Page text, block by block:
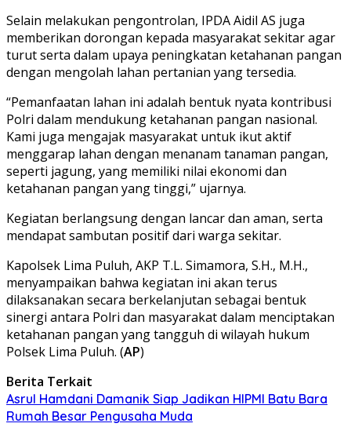
Selain melakukan pengontrolan, IPDA Aidil AS juga
memberikan dorongan kepada masyarakat sekitar agar
turut serta dalam upaya peningkatan ketahanan pangan
dengan mengolah lahan pertanian yang tersedia.
“Pemanfaatan lahan ini adalah bentuk nyata kontribusi
Polri dalam mendukung ketahanan pangan nasional.
Kami juga mengajak masyarakat untuk ikut aktif
menggarap lahan dengan menanam tanaman pangan,
seperti jagung, yang memiliki nilai ekonomi dan
ketahanan pangan yang tinggi,” ujarnya.
Kegiatan berlangsung dengan lancar dan aman, serta
mendapat sambutan positif dari warga sekitar.
Kapolsek Lima Puluh, AKP T.L. Simamora, S.H., M.H.,
menyampaikan bahwa kegiatan ini akan terus
dilaksanakan secara berkelanjutan sebagai bentuk
sinergi antara Polri dan masyarakat dalam menciptakan
ketahanan pangan yang tangguh di wilayah hukum
Polsek Lima Puluh. (AP)
Berita Terkait
Asrul Hamdani Damanik Siap Jadikan HIPMI Batu Bara
Rumah Besar Pengusaha Muda